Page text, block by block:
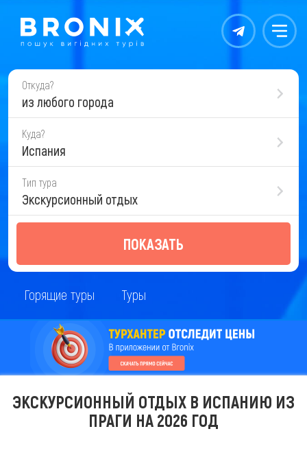
Контакты Меню
Откуда?
из любого города
Куда?
Испания
Тип тура
Экскурсионный отдых
ПОКАЗАТЬ
Горящие туры Туры
ЭКСКУРСИОННЫЙ ОТДЫХ В ИСПАНИЮ ИЗ
ПРАГИ НА 2026 ГОД